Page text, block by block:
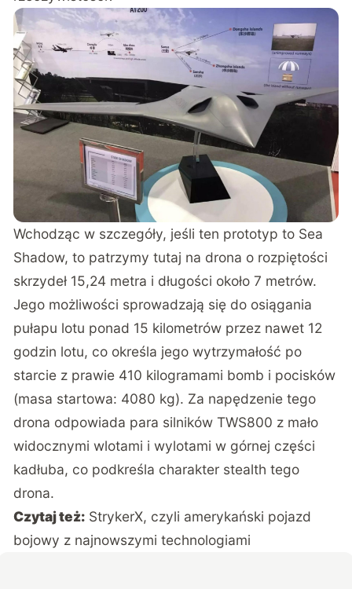
Wchodząc w szczegóły, jeśli ten prototyp to Sea
Shadow, to patrzymy tutaj na drona o rozpiętości
skrzydeł 15,24 metra i długości około 7 metrów.
Jego możliwości sprowadzają się do osiągania
pułapu lotu ponad 15 kilometrów przez nawet 12
godzin lotu, co określa jego wytrzymałość po
starcie z prawie 410 kilogramami bomb i pocisków
(masa startowa: 4080 kg). Za napędzenie tego
drona odpowiada para silników TWS800 z mało
widocznymi wlotami i wylotami w górnej części
kadłuba, co podkreśla charakter stealth tego
drona.
Czytaj też: StrykerX, czyli amerykański pojazd
bojowy z najnowszymi technologiami